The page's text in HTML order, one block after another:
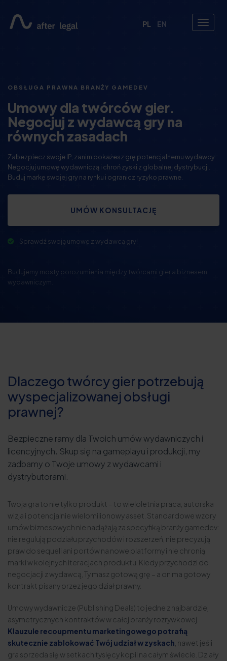
PL EN
OBSŁUGA PRAWNA BRANŻY GAMEDEV
Umowy dla twórców gier.
Negocjuj z wydawcą gry na
równych zasadach
Zabezpiecz swoje IP, zanim pokażesz grę potencjalnemu wydawcy.
Negocjuj umowę wydawniczą i chroń zyski z globalnej dystrybucji.
Buduj markę swojej gry na rynku i ogranicz ryzyko prawne.
UMÓW KONSULTACJĘ
Sprawdź swoją umowę z wydawcą gry!
Budujemy mosty porozumienia między twórcami gier a biznesem
wydawniczym.
Dlaczego twórcy gier potrzebują
wyspecjalizowanej obsługi
prawnej?
Bezpieczne ramy dla Twoich umów wydawniczych i
licencyjnych. Skup się na gameplayu i produkcji, my
zadbamy o Twoje umowy z wydawcami i
dystrybutorami.
Twoja gra to nie tylko produkt – to wieloletnia praca, autorska
wizja i potencjalnie wielomilionowy asset. Standardowe wzory
umów biznesowych nie nadążają za specyfiką branży gamedev:
nie regulują podziału przychodów i rozszerzeń, nie precyzują
praw do sequeli ani portów na nowe platformy i nie chronią
marki w kolejnych iteracjach produktu. Kiedy przychodzi do
negocjacji z wydawcą, Ty masz gotową grę – a on ma gotowy
kontrakt pisany przez jego dział prawny.
Umowy wydawnicze (Publishing Deals) to jedne z najbardziej
asymetrycznych kontraktów w całej branży rozrywkowej.
Klauzule recoupmentu marketingowego potrafią
skutecznie zablokować Twój udział w zyskach , nawet jeśli
gra sprzeda się w setkach tysięcy kopii na całym świecie. Działy